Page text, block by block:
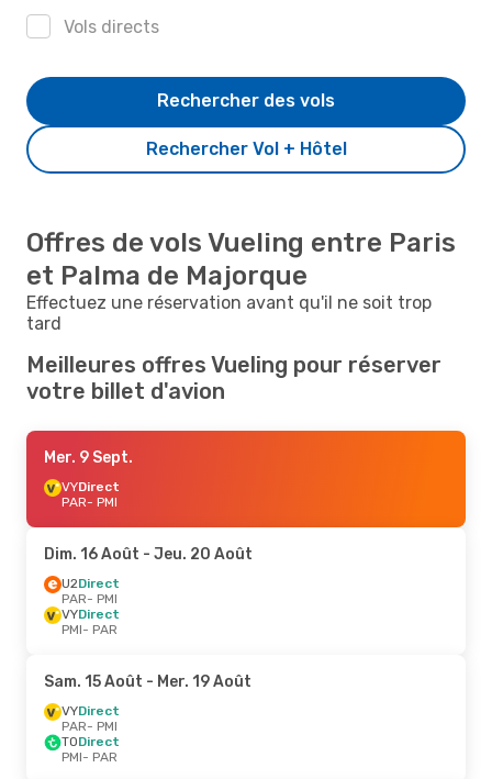
Vols directs
Rechercher Vol + Hôtel
Rechercher des vols
Offres de vols Vueling entre Paris
et Palma de Majorque
Effectuez une réservation avant qu'il ne soit trop
tard
Meilleures offres Vueling pour réserver
votre billet d'avion
Mer. 9 Sept.
VYDirect
PAR- PMI
Dim. 16 Août - Jeu. 20 Août
U2Direct
PAR- PMI
VYDirect
PMI- PAR
Sam. 15 Août - Mer. 19 Août
VYDirect
PAR- PMI
TODirect
PMI- PAR